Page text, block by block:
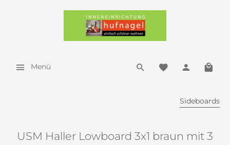
Menü
Sideboards
USM Haller Lowboard 3x1 braun mit 3